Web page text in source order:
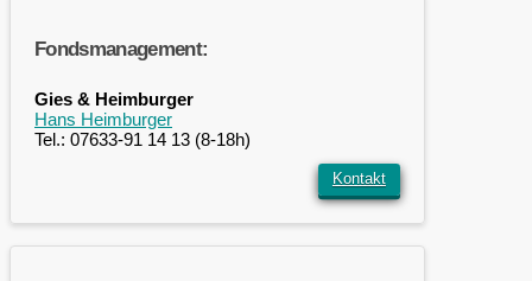
Fondsmanagement:
Gies & Heimburger
Hans Heimburger
Tel.: 07633-91 14 13 (8-18h)
Kontakt